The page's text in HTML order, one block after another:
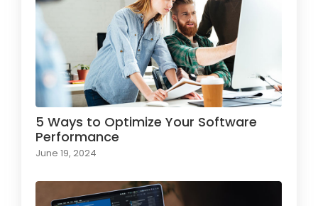
5 Ways to Optimize Your Software
Performance
June 19, 2024